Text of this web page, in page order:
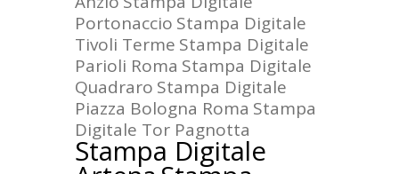
Portonaccio Stampa Digitale
Tivoli Terme Stampa Digitale
Parioli Roma Stampa Digitale
Quadraro Stampa Digitale
Piazza Bologna Roma Stampa
Digitale Tor Pagnotta
Stampa Digitale